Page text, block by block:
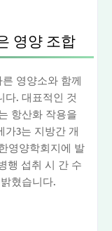
영양 조합
영양소와 함께
다. 대표적인 것
항산화 작용을
가3는 지방간 개
영양학회지에 발
행 섭취 시 간 수
혔습니다.